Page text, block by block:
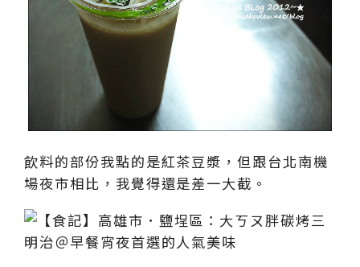
飲料的部份我點的是紅茶豆漿，但跟台北南機
場夜市相比，我覺得還是差一大截。